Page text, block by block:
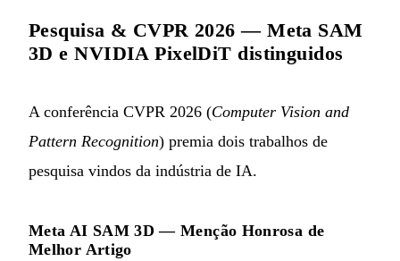
Pesquisa & CVPR 2026 — Meta SAM
3D e NVIDIA PixelDiT distinguidos
A conferência CVPR 2026 (Computer Vision and
Pattern Recognition) premia dois trabalhos de
pesquisa vindos da indústria de IA.
Meta AI SAM 3D — Menção Honrosa de
Melhor Artigo